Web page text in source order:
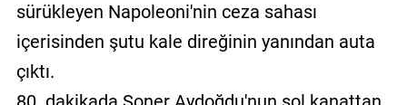
sürükleyen Napoleoni'nin ceza sahası
içerisinden şutu kale direğinin yanından auta
çıktı.